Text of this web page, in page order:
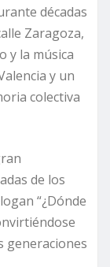
décadas
Zaragoza,
y la música
y un
colectiva
de los
“¿Dónde
generaciones